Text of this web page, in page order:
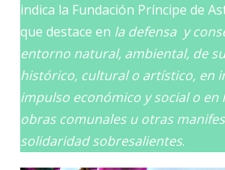
indica la Fundación Príncipe de
que destace en la defensa y
entorno natural, ambiental, de
histórico, cultural o artístico, en
impulso económico y social o en
obras comunales u otras
solidaridad sobresalientes.